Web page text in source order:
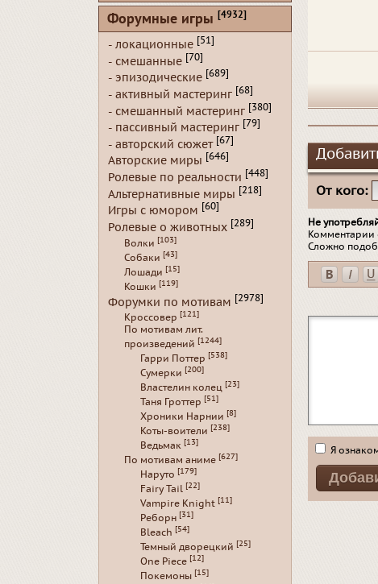
От кого:
Не
Комментарии
Сложно
Я
Форумные игры [4932]
- локационные [51]
- смешанные [70]
- эпизодические [689]
- активный мастеринг [68]
- смешанный мастеринг [380]
- пассивный мастеринг [79]
- авторский сюжет [67]
Авторские миры [646]
Ролевые по реальности [448]
Альтернативные миры [218]
Игры с юмором [60]
Ролевые о животных [289]
Волки [103]
Собаки [43]
Лошади [15]
Кошки [119]
Форумки по мотивам [2978]
Кроссовер [121]
По мотивам лит.
произведений [1244]
Гарри Поттер [538]
Сумерки [200]
Властелин колец [23]
Таня Гроттер [51]
Хроники Нарнии [8]
Коты-воители [238]
Ведьмак [13]
По мотивам аниме [627]
Наруто [179]
Fairy Tail [22]
Vampire Knight [11]
Реборн [31]
Bleach [54]
Темный дворецкий [25]
One Piece [12]
Покемоны [15]